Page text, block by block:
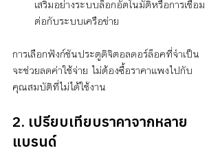
เสริมอย่างระบบล็อกอัตโนมัติหรือการเชื่อม
ต่อกับระบบเครือข่าย
การเลือกฟังก์ชันประตูดิจิตอลดอร์ล็อคที่จำเป็น
จะช่วยลดค่าใช้จ่าย ไม่ต้องซื้อราคาแพงไปกับ
คุณสมบัติที่ไม่ได้ใช้งาน
2. เปรียบเทียบราคาจากหลาย
แบรนด์